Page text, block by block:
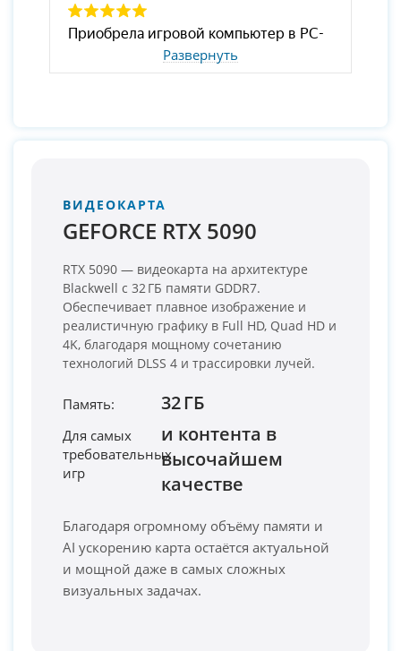
PC-Arena на карте Москвы — Яндекс Карты
Развернуть
ВИДЕОКАРТА
GEFORCE RTX 5090
RTX 5090 — видеокарта на архитектуре
Blackwell с 32 ГБ памяти GDDR7.
Обеспечивает плавное изображение и
реалистичную графику в Full HD, Quad HD и
4K, благодаря мощному сочетанию
технологий DLSS 4 и трассировки лучей.
Память: 32 ГБ
Для самых
требовательных
игр
и контента в
высочайшем
качестве
Благодаря огромному объёму памяти и
AI ускорению карта остаётся актуальной
и мощной даже в самых сложных
визуальных задачах.